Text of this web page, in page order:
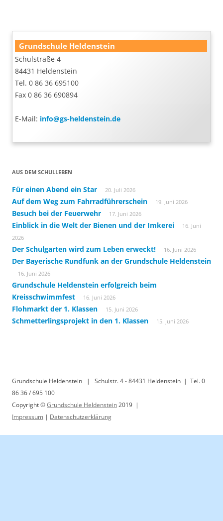
Grundschule Heldenstein
Schulstraße 4
84431 Heldenstein
Tel. 0 86 36 695100
Fax 0 86 36 690894
E-Mail: info@gs-heldenstein.de
AUS DEM SCHULLEBEN
Für einen Abend ein Star 20. Juli 2026
Auf dem Weg zum Fahrradführerschein 19. Juni 2026
Besuch bei der Feuerwehr 17. Juni 2026
Einblick in die Welt der Bienen und der Imkerei
16. Juni
2026
Der Schulgarten wird zum Leben erweckt! 16. Juni 2026
Der Bayerische Rundfunk an der Grundschule Heldenstein
16. Juni 2026
Grundschule Heldenstein erfolgreich beim
Kreisschwimmfest
16. Juni 2026
Flohmarkt der 1. Klassen 15. Juni 2026
Schmetterlingsprojekt in den 1. Klassen 15. Juni 2026
Grundschule Heldenstein | Schulstr. 4 - 84431 Heldenstein | Tel. 0
86 36 / 695 100
Copyright ©Grundschule Heldenstein2019 |
Impressum | Datenschutzerklärung